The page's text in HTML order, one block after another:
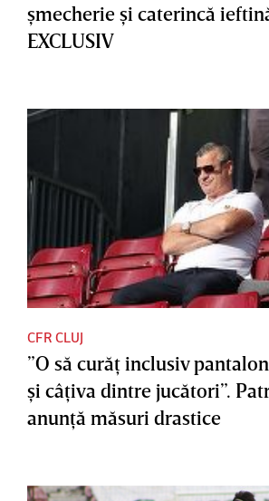
şmecherie şi caterincă
EXCLUSIV
CFR CLUJ
”O să curăţ inclusiv
şi câţiva dintre jucători”.
anunţă măsuri drastice